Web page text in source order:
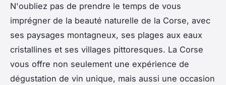
N'oubliez pas de prendre le temps de vous
imprégner de la beauté naturelle de la Corse, avec
ses paysages montagneux, ses plages aux eaux
cristallines et ses villages pittoresques. La Corse
vous offre non seulement une expérience de
dégustation de vin unique, mais aussi une occasion